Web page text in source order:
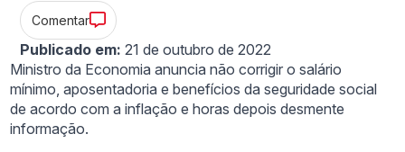
Comentar
Publicado em: 21 de outubro de 2022
Ministro da Economia anuncia não corrigir o salário
mínimo, aposentadoria e benefícios da seguridade social
de acordo com a inflação e horas depois desmente
informação.